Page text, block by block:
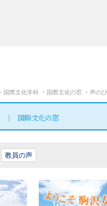
国際文化学科 国際文化の窓 声の
国際文化の窓
教員の声